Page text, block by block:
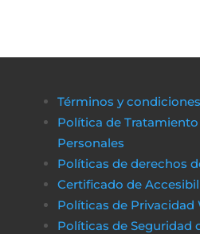
Términos y condiciones
Política de
Personales
Políticas de derechos
Certificado de
Políticas de Privacidad
Políticas de Seguridad